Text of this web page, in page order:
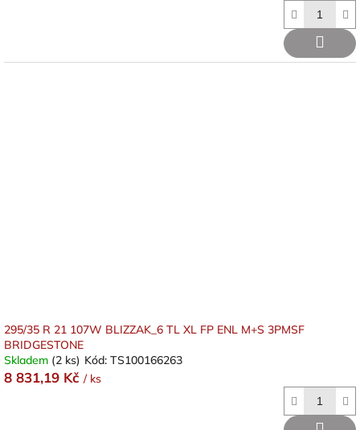
295/35 R 21 107W BLIZZAK_6 TL XL FP ENL M+S 3PMSF
BRIDGESTONE
Skladem (2 ks) Kód: TS100166263
8 831,19 Kč / ks